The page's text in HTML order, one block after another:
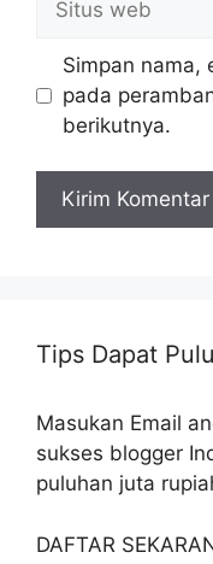
web
Simpan nama,
pada
berikutnya.
Tips Dapat
Masukan Email
sukses blogger
puluhan juta
DAFTAR